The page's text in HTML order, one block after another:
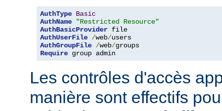
AuthType Basic
AuthName
"Restricted Resource"
AuthBasicProvider
AuthUserFile /web/
AuthGroupFile /web/
Require group admin
Les contrôles d'accès
manière sont effectifs